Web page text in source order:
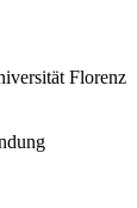
Florenz